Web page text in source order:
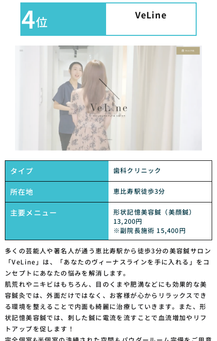
4位 VeLine
タイプ 歯科クリニック
所在地 恵比寿駅徒歩3分
主要メニュー
形状記憶美容鍼（美顔鍼）
13,200円
※副院長施術 15,400円
多くの芸能人や著名人が通う恵比寿駅から徒歩3分の美容鍼サロン
「VeLine」は、「あなたのヴィーナスラインを手に入れる」をコ
ンセプトにあなたの悩みを解消します。
肌荒れやニキビはもちろん、目のくまや肥満などにも効果的な美
容鍼灸では、外面だけではなく、お客様が心からリラックスでき
る環境を整えることで内面も綺麗に治療していきます。また、形
状記憶美容鍼では、刺した鍼に電流を流すことで血流増加やリフ
トアップを促します！